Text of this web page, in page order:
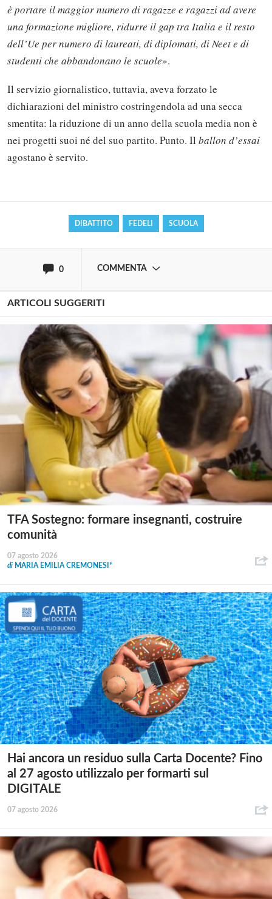
è portare il maggior numero di ragazze e ragazzi ad avere
una formazione migliore, ridurre il gap tra Italia e il resto
dell’Ue per numero di laureati, di diplomati, di Neet e di
studenti che abbandonano le scuole».
Il servizio giornalistico, tuttavia, aveva forzato le
dichiarazioni del ministro costringendola ad una secca
smentita: la riduzione di un anno della scuola media non è
nei progetti suoi né del suo partito. Punto. Il ballon d’essai
agostano è servito.
DIBATTITO FEDELI SCUOLA
0 COMMENTA
Solo gli utenti registrati possono
commentare!
ARTICOLI SUGGERITI
TFA Sostegno: formare insegnanti, costruire
comunità
07 agosto 2026
di MARIA EMILIA CREMONESI*
Hai ancora un residuo sulla Carta Docente? Fino
al 27 agosto utilizzalo per formarti sul
DIGITALE
07 agosto 2026